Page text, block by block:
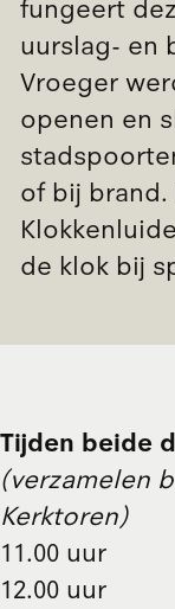
fungeert
uurslag- en
Vroeger
openen en
of bij
de klok bij
Tijden beide
(verzamelen
Kerktoren)
11.00 uur
12.00 uur